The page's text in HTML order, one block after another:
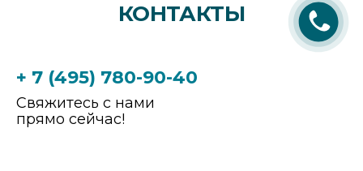
КОНТАКТЫ
+ 7 (495) 780-90-40
Свяжитесь с нами
прямо сейчас!